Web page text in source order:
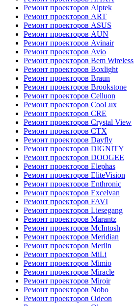
Ремонт проекторов Aiptek
Ремонт проекторов ART
Ремонт проекторов ASUS
Ремонт проекторов AUN
Ремонт проекторов Avinair
Ремонт проекторов Avio
Ремонт проекторов Bem Wireless
Ремонт проекторов Boxlight
Ремонт проекторов Braun
Ремонт проекторов Brookstone
Ремонт проекторов Celluon
Ремонт проекторов CooLux
Ремонт проекторов CRE
Ремонт проекторов Crystal View
Ремонт проекторов CTX
Ремонт проекторов Dayfly
Ремонт проекторов DIGNITY
Ремонт проекторов DOOGEE
Ремонт проекторов Elephas
Ремонт проекторов EliteVision
Ремонт проекторов Enthronic
Ремонт проекторов Excelvan
Ремонт проекторов FAVI
Ремонт проекторов Liesegang
Ремонт проекторов Marantz
Ремонт проекторов McIntosh
Ремонт проекторов Meridian
Ремонт проекторов Merlin
Ремонт проекторов MiLi
Ремонт проекторов Mimio
Ремонт проекторов Miracle
Ремонт проекторов Miroir
Ремонт проекторов Nobo
Ремонт проекторов Odeon